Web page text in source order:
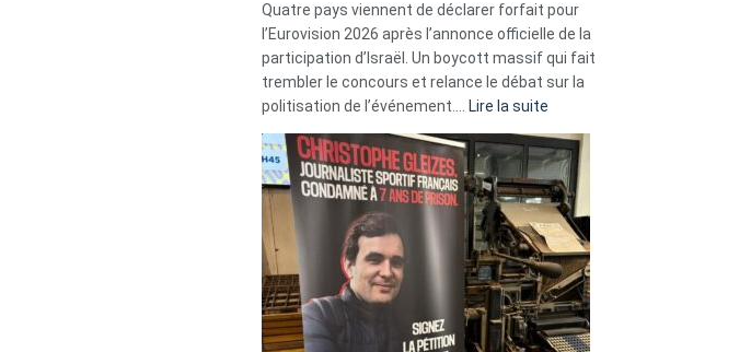
Quatre pays viennent de déclarer forfait pour
l’Eurovision 2026 après l’annonce officielle de la
participation d’Israël. Un boycott massif qui fait
trembler le concours et relance le débat sur la
politisation de l’événement.…
Lire la suite
Eurovision
2026
:
Pays-
Bas,
Espagne,
Irlande
et
Slovénie